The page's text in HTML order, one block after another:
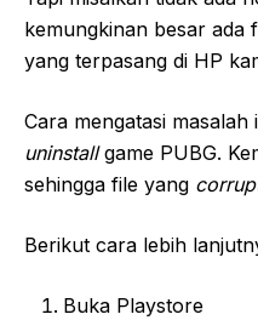
kemungkinan besar ada
yang terpasang di HP
Cara mengatasi
uninstallgame PUBG.
sehingga file yang
Berikut cara lebih
Buka Playstore